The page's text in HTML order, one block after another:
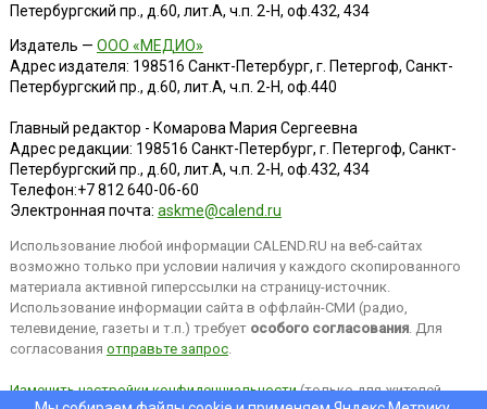
Петербургский пр., д.60, лит.А, ч.п. 2-Н, оф.432, 434
Издатель — ООО «МЕДИО»
Адрес издателя: 198516 Санкт-Петербург, г. Петергоф, Санкт-
Петербургский пр., д.60, лит.А, ч.п. 2-Н, оф.440
Главный редактор - Комарова Мария Сергеевна
Адрес редакции: 198516 Санкт-Петербург, г. Петергоф, Санкт-
Петербургский пр., д.60, лит.А, ч.п. 2-Н, оф.432, 434
Телефон:+7 812 640-06-60
Электронная почта: askme@calend.ru
Использование любой информации CALEND.RU на веб-сайтах
возможно только при условии наличия у каждого скопированного
материала активной гиперссылки на страницу-источник.
Использование информации сайта в оффлайн-СМИ (радио,
телевидение, газеты и т.п.) требует особого согласования. Для
согласования отправьте запрос.
Изменить настройки конфиденциальности(только для жителей